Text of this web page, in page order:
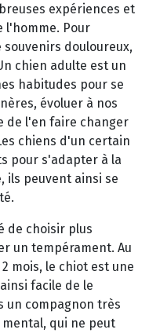
expériences et
l'homme. Pour
douloureux,
chien adulte est un
habitudes pour se
évoluer à nos
de l'en faire changer
chiens d'un certain
pour s'adapter à la
ils peuvent ainsi se
de choisir plus
un tempérament. Au
mois, le chiot est une
facile de le
un compagnon très
qui ne peut